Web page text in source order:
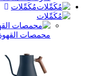
مُكَمِّلات
محمصات